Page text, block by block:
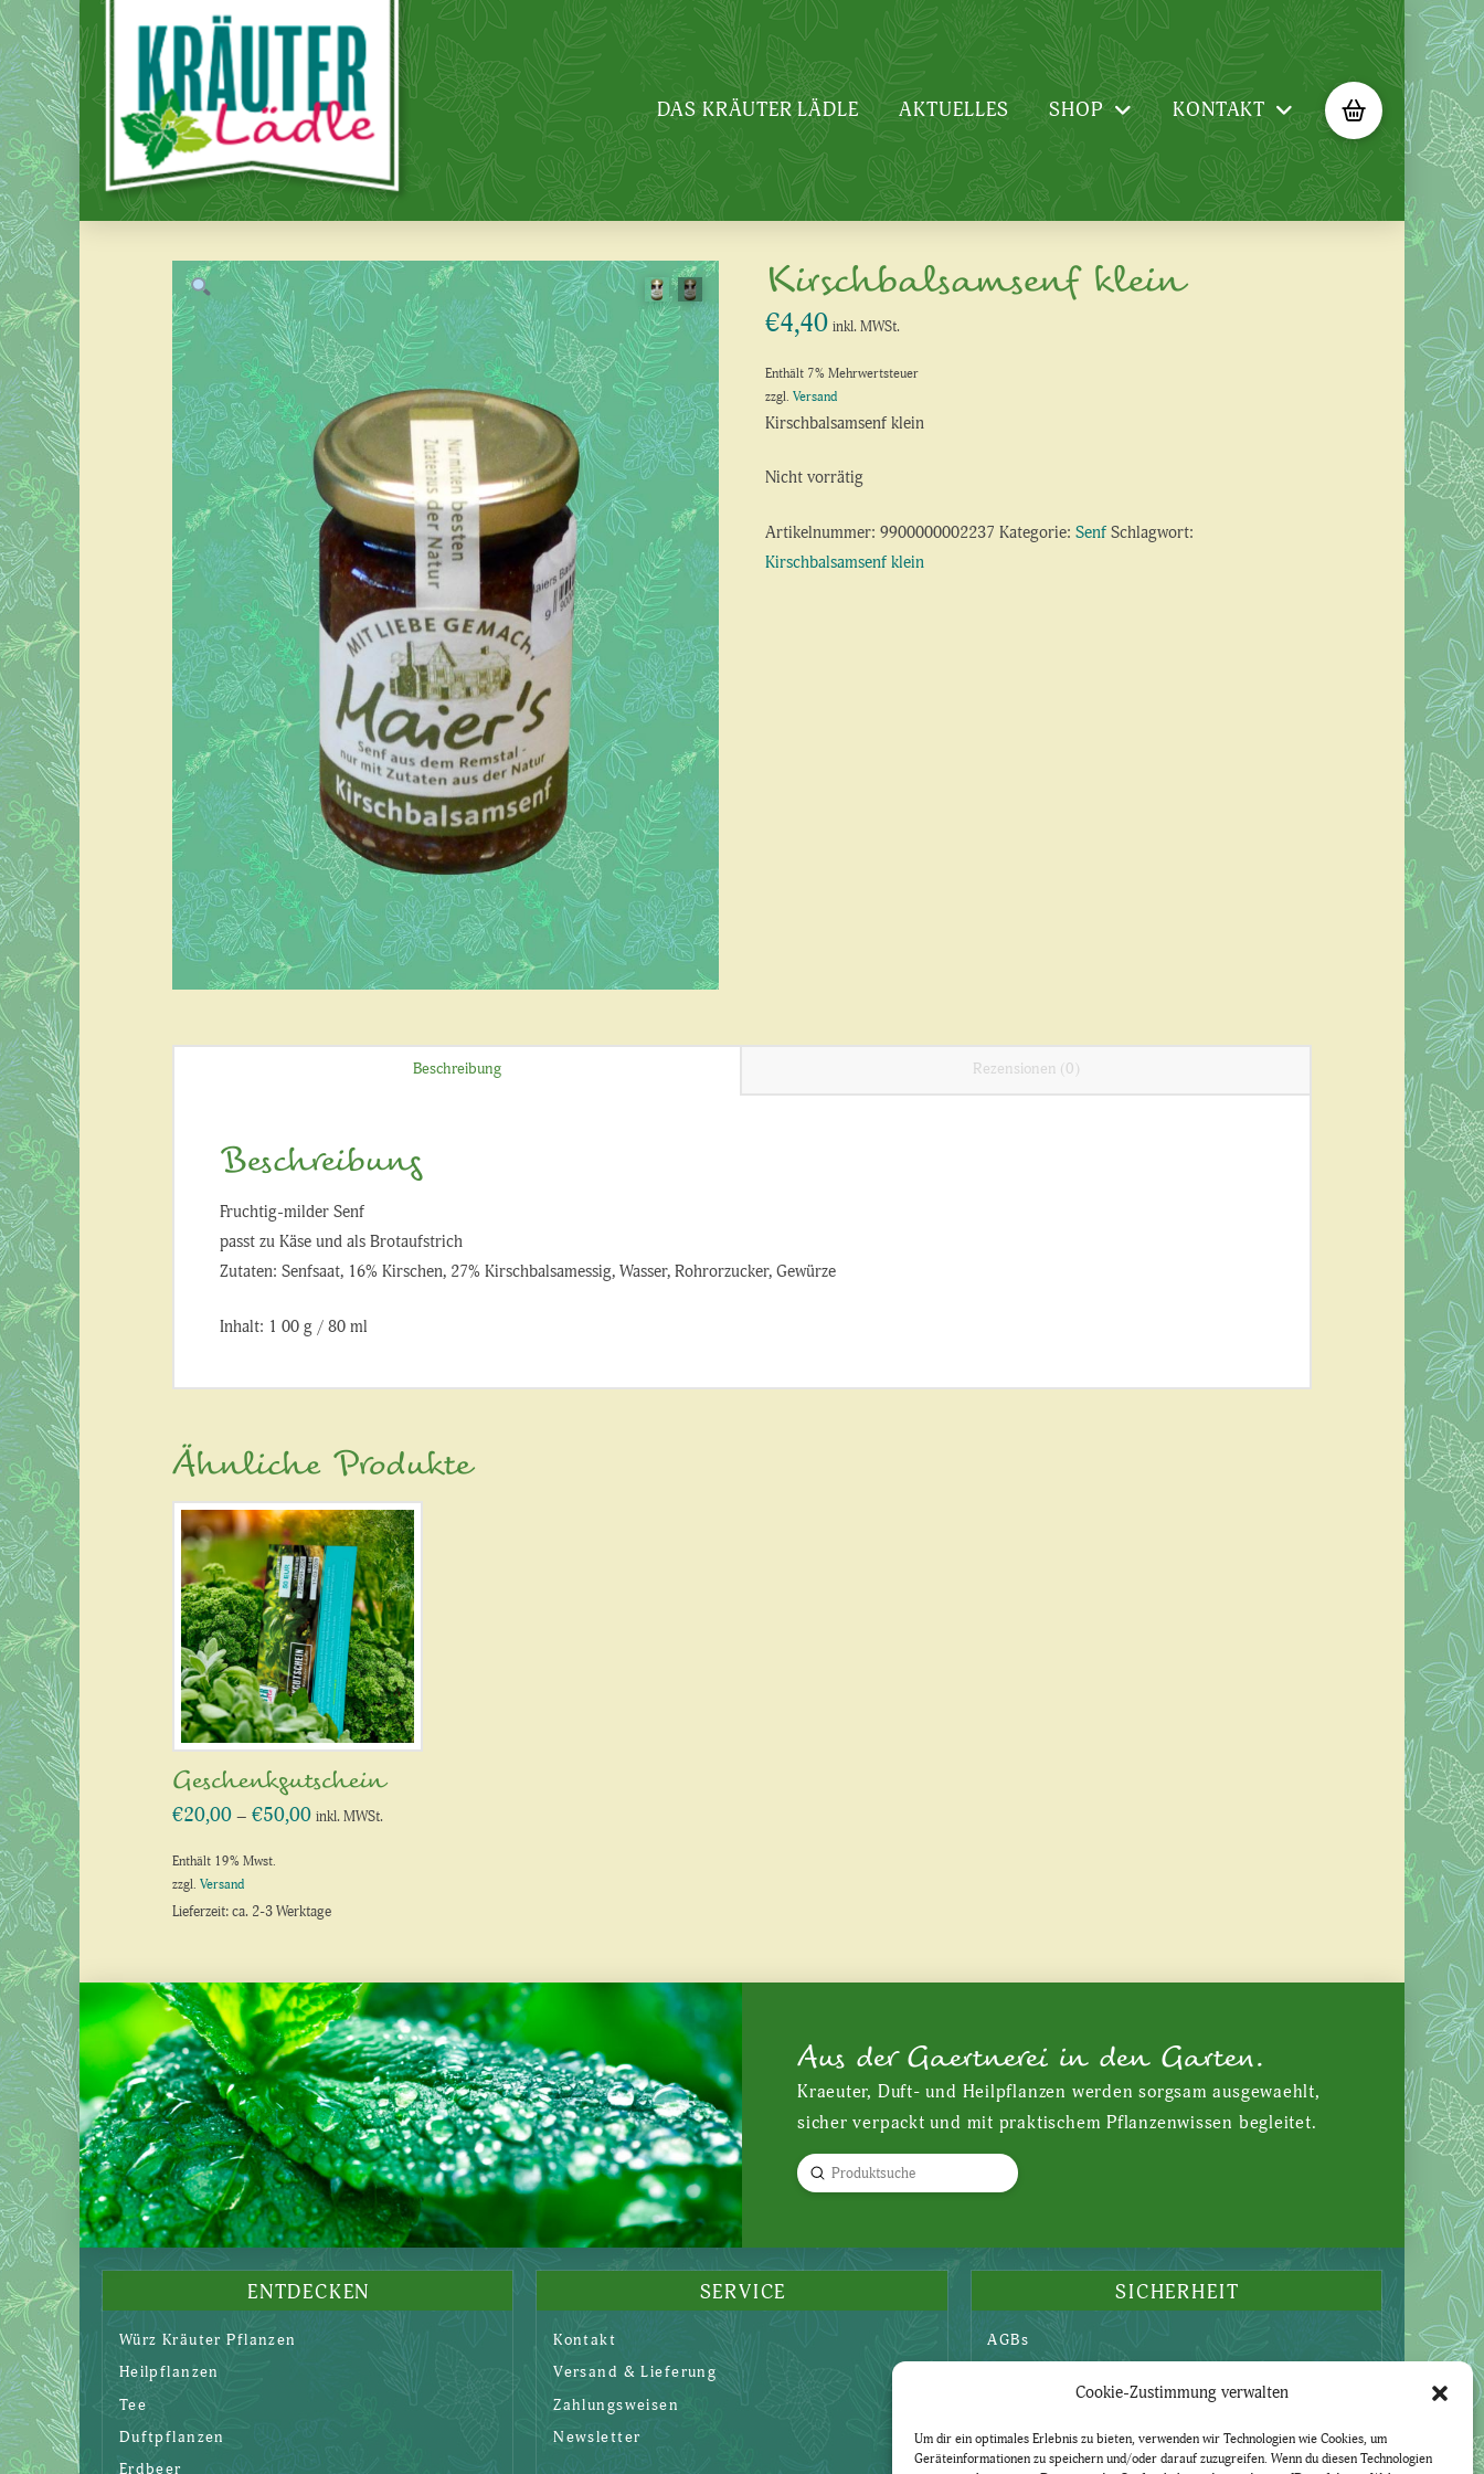
Cookie-Zustimmung verwalten
Um dir ein optimales Erlebnis zu bieten, verwenden wir Technologien wie Cookies, um
Geräteinformationen zu speichern und/oder darauf zuzugreifen. Wenn du diesen Technologien
DAS KRÄUTER LÄDLE AKTUELLES SHOP KONTAKT
Kirschbalsamsenf klein
€4,40 inkl. MWSt.
Enthält 7% Mehrwertsteuer
zzgl. Versand
Kirschbalsamsenf klein
Nicht vorrätig
Artikelnummer: 9900000002237 Kategorie: Senf Schlagwort:
Kirschbalsamsenf klein
Beschreibung Rezensionen (0)
Beschreibung
Fruchtig-milder Senf
passt zu Käse und als Brotaufstrich
Zutaten: Senfsaat, 16% Kirschen, 27% Kirschbalsamessig, Wasser, Rohrorzucker, Gewürze
Inhalt: 1 00 g / 80 ml
Ähnliche Produkte
Geschenkgutschein
€20,00 – €50,00Preisspanne:
inkl. MWSt.
Enthält 19% Mwst.
zzgl. Versand
Lieferzeit: ca. 2-3 Werktage
Produkt
weist
mehrere
Varianten
auf.
Die
Optionen
können
auf
der
Produktseite
gewählt
werden
Aus der Gaertnerei in den Garten.
Kraeuter, Duft- und Heilpflanzen werden sorgsam ausgewaehlt,
sicher verpackt und mit praktischem Pflanzenwissen begleitet.
Search
Submit
ENTDECKEN
Würz Kräuter Pflanzen
Heilpflanzen
Tee
Duftpflanzen
Erdbeer
SERVICE
Kontakt
Versand & Lieferung
Zahlungsweisen
Newsletter
SICHERHEIT
AGBs
Impressum